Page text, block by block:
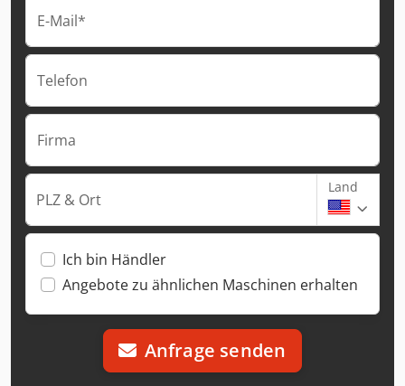
E-Mail*
Telefon
Firma
PLZ & Ort
Land
Ich bin Händler
Angebote zu ähnlichen Maschinen erhalten
Anfrage senden